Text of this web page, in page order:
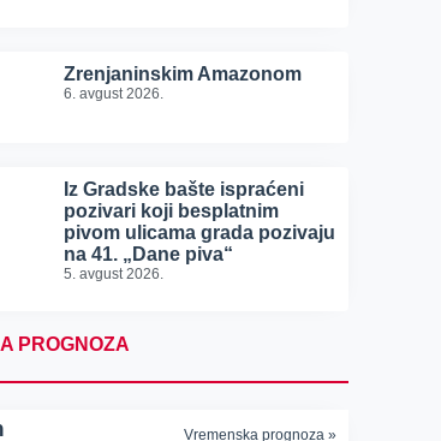
Zrenjaninskim Amazonom
6. avgust 2026.
Iz Gradske bašte ispraćeni
pozivari koji besplatnim
pivom ulicama grada pozivaju
na 41. „Dane piva“
5. avgust 2026.
PROGNOZA